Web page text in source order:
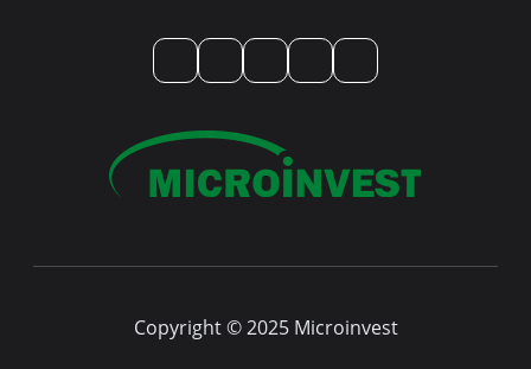
LinkedIn
YouTube
TikTok
Instagram
Facebook
Copyright © 2025 Microinvest